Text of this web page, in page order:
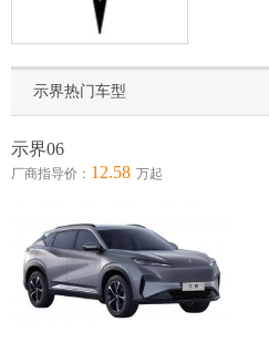
示界热门车型
示界06
厂商指导价： 12.58 万起